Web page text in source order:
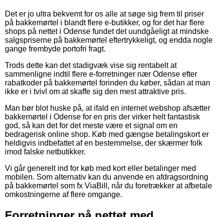
Det er jo ultra bekvemt for os alle at søge sig frem til priser
på bakkemørtel i blandt flere e-butikker, og for det har flere
shops på nettet i Odense fundet det uundgåeligt at mindske
salgspriserne på bakkemørtel eftertrykkeligt, og endda nogle
gange frembyde portofri fragt.
Trods dette kan det stadigvæk vise sig rentabelt at
sammenligne indtil flere e-forretninger nær Odense efter
rabatkoder på bakkemørtel forinden du køber, sådan at man
ikke er i tvivl om at skaffe sig den mest attraktive pris.
Man bør blot huske på, at ifald en internet webshop afsætter
bakkemørtel i Odense for en pris der virker helt fantastisk
god, så kan det for det meste være et signal om en
bedragerisk online shop. Køb med gængse betalingskort er
heldigvis indbefattet af en bestemmelse, der skærmer folk
imod falske netbutikker.
Vi går generelt ind for køb med kort eller betalinger med
mobilen. Som alternativ kan du anvende en afdragsordning
på bakkemørtel som fx ViaBill, når du foretrækker at afbetale
omkostningerne af flere omgange.